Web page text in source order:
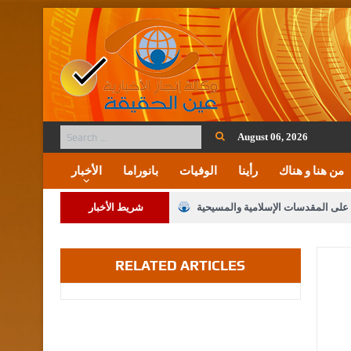
August 06, 2026
الأخبار بانوراما الوفيات رأينا من هنا و هناك
شريط الأخبار على المقدسات الإسلامية والمسيحية
على شراكة فاعلة مع الإعلامRELATED ARTICLES